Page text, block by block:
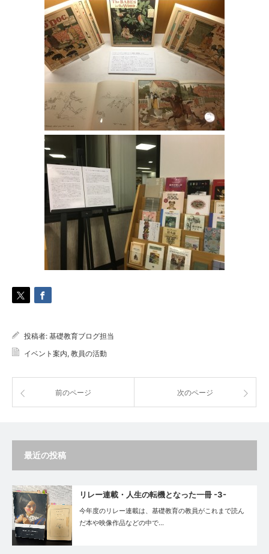
投稿者: 基礎教育ブログ担当
イベント案内, 教員の活動
前のページ 次のページ
最近の投稿
リレー連載・人生の転機となった一冊 -3-
今年度のリレー連載は、基礎教育の教員がこれまで読ん
だ本や映像作品などの中で…